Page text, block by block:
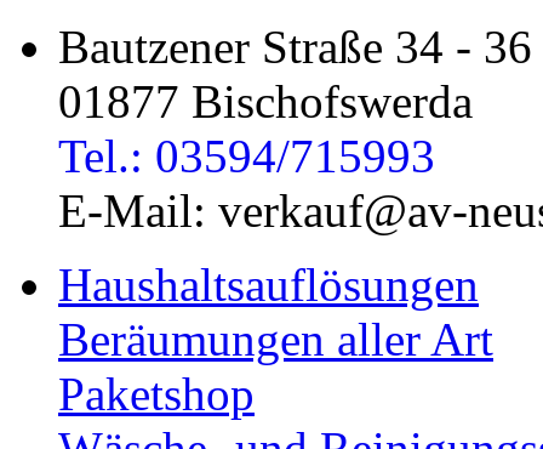
Bautzener Straße 34 - 36
01877 Bischofswerda
Tel.: 03594/715993
E-Mail: verkauf@av-
Haushaltsauflösungen
Beräumungen aller Art
Paketshop